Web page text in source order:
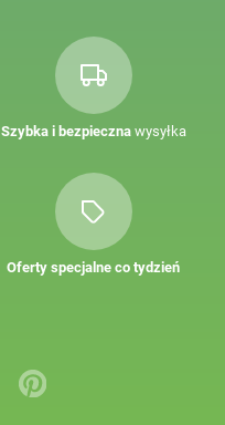
Szybka i bezpiecznawysyłka
Oferty specjalne co tydzień